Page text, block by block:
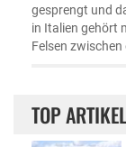
gesprengt und
in Italien gehört
Felsen zwischen
TOP ARTIKEL